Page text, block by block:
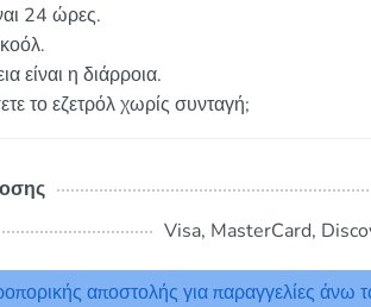
24 ώρες.
είναι η διάρροια.
το εζετρόλ χωρίς συνταγή;
Visa, MasterCard,
αποστολής για παραγγελίες